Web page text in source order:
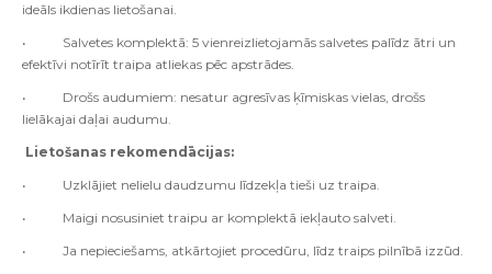
ideāls ikdienas lietošanai.
• Salvetes komplektā: 5 vienreizlietojamās salvetes palīdz ātri un
efektīvi notīrīt traipa atliekas pēc apstrādes.
• Drošs audumiem: nesatur agresīvas ķīmiskas vielas, drošs
lielākajai daļai audumu.
Lietošanas rekomendācijas:
• Uzklājiet nelielu daudzumu līdzekļa tieši uz traipa.
• Maigi nosusiniet traipu ar komplektā iekļauto salveti.
• Ja nepieciešams, atkārtojiet procedūru, līdz traips pilnībā izzūd.